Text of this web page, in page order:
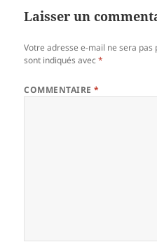
Laisser un
Votre adresse e-mail ne sera pas
sont indiqués avec*
COMMENTAIRE*